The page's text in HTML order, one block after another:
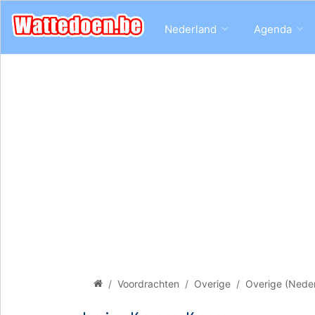
Nederland Agenda
Voordrachten Overige Overige